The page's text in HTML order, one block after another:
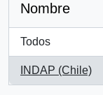
Nombre
Todos
INDAP (Chile)
, 1 resultados